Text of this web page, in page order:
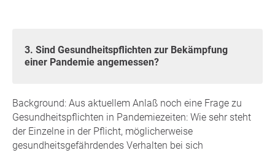
3. Sind Gesundheitspflichten zur Bekämpfung
einer Pandemie angemessen?
Background: Aus aktuellem Anlaß noch eine Frage zu
Gesundheitspflichten in Pandemiezeiten: Wie sehr steht
der Einzelne in der Pflicht, möglicherweise
gesundheitsgefährdendes Verhalten bei sich